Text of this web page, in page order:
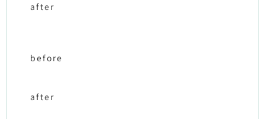
after
before
after